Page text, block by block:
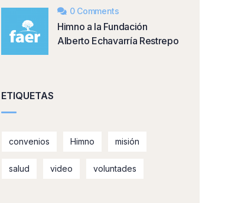
0 Comments
Himno a la Fundación
Alberto Echavarría Restrepo
ETIQUETAS
convenios Himno misión
salud video voluntades